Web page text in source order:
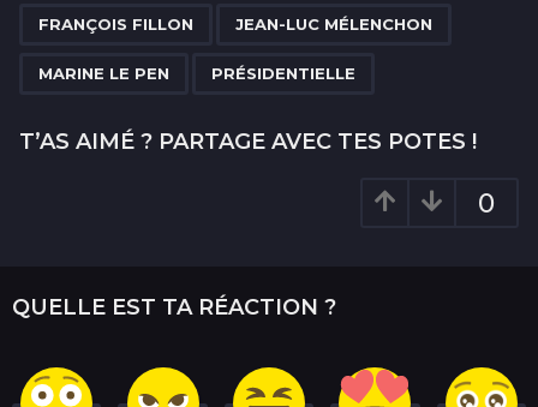
t
FRANÇOIS FILLON JEAN-LUC MÉLENCHON
MARINE LE PEN PRÉSIDENTIELLE
T’AS AIMÉ ? PARTAGE AVEC TES POTES !
0
QUELLE EST TA RÉACTION ?